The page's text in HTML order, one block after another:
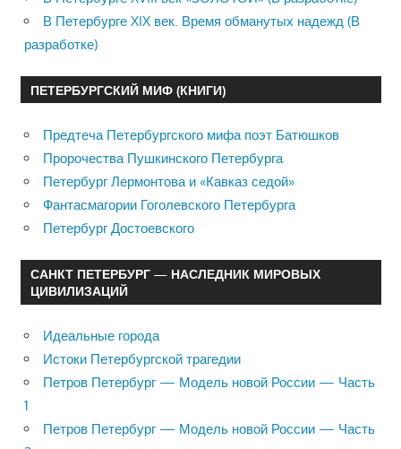
В Петербурге XIX век. Время обманутых надежд (В
разработке)
ПЕТЕРБУРГСКИЙ МИФ (КНИГИ)
Предтеча Петербургского мифа поэт Батюшков
Пророчества Пушкинского Петербурга
Петербург Лермонтова и «Кавказ седой»
Фантасмагории Гоголевского Петербурга
Петербург Достоевского
САНКТ ПЕТЕРБУРГ — НАСЛЕДНИК МИРОВЫХ
ЦИВИЛИЗАЦИЙ
Идеальные города
Истоки Петербургской трагедии
Петров Петербург — Модель новой России — Часть
1
Петров Петербург — Модель новой России — Часть